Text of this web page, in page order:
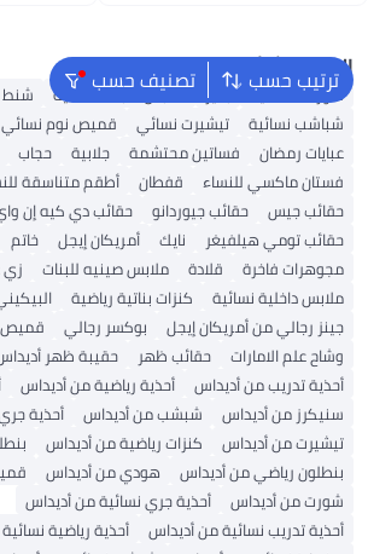
ترتيب حسب تصنيف حسب البحث الشائع
شورتات نسائية بلايز ملابس سباحة نسائية شنط
شباشب نسائية
تيشيرت نسائي قميص نوم نسائي
عبايات رمضان
فساتين محتشمة جلابية حجاب
فستان ماكسي للنساء
قفطان أطقم متناسقة
حقائب جيس
حقائب جيوردانو حقائب دي كيه إن
حقائب تومي هيلفيغر
نايك أمريكان إيجل خاتم
مجوهرات فاخرة
قلادة ملابس صينيه للبنات
ملابس داخلية نسائية
كنزات بناتية رياضية
جينز رجالي من أمريكان إيجل
بوكسر رجالي قميص
وشاح علم الامارات
حقائب ظهر
حقيبة ظهر
أحذية تدريب من أديداس
أحذية رياضية من أديداس
سنيكرز من أديداس
شبشب من أديداس
أحذية
تيشيرت من أديداس
كنزات رياضية من أديداس
بنطلون رياضي من أديداس
هودي من أديداس
شورت من أديداس
أحذية جري نسائية من أديداس
أحذية تدريب نسائية من أديداس
أحذية رياضية